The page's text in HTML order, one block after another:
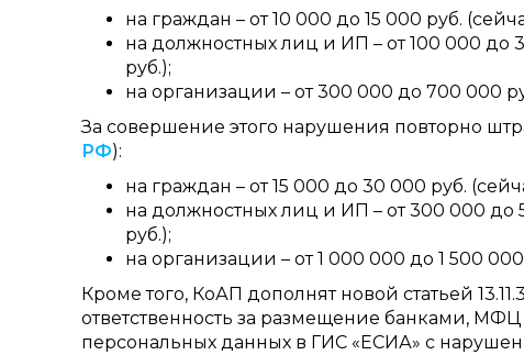
на граждан – от 10 000 до 15 000 руб.
на должностных лиц и ИП – от 100 000 до
руб.);
на организации – от 300 000 до 700 000
За совершение этого нарушения повторно
РФ):
на граждан – от 15 000 до 30 000 руб.
на должностных лиц и ИП – от 300 000 до
руб.);
на организации – от 1 000 000 до 1 500
Кроме того, КоАП дополнят новой статьей
ответственность за размещение банками,
персональных данных в ГИС «ЕСИА» с